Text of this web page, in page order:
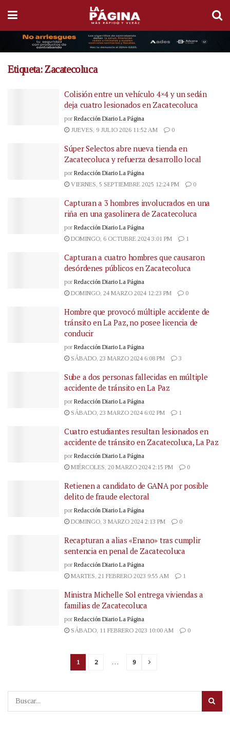
Etiqueta:Zacatecoluca
Colisión entre un vehículo 4×4 y un sedán
deja cuatro lesionados en Zacatecoluca
por Redacción Diario La Página
JUEVES, 9 JULIO 2026 11:52 AM
0
Súper Selectos abre nueva tienda en
Zacatecoluca y refuerza desarrollo local
por Redacción Diario La Página
VIERNES, 5 SEPTIEMBRE 2025 12:24 PM
0
Capturan a 3 hombres involucrados en una
riña en una gasolinera de Zacatecoluca
por Redacción Diario La Página
DOMINGO, 6 OCTUBRE 2024 3:01 PM
1
Capturan a cuatro hombres que causaron
desórdenes públicos en Zacatecoluca
por Redacción Diario La Página
DOMINGO, 24 MARZO 2024 12:23 PM
0
Hombre que provocó múltiple accidente de
tránsito en La Paz, no posee licencia de
conducir
por Redacción Diario La Página
SÁBADO, 23 MARZO 2024 6:08 PM
3
Sube a dos personas fallecidas en múltiple
accidente de tránsito en La Paz
por Redacción Diario La Página
SÁBADO, 23 MARZO 2024 6:02 PM
1
Cuatro estudiantes resultan lesionados en
accidente de tránsito en Zacatecoluca, La Paz
por Redacción Diario La Página
MIÉRCOLES, 20 MARZO 2024 2:15 PM
0
Retienen a candidato de GANA por posible
delito de fraude electoral
por Redacción Diario La Página
DOMINGO, 3 MARZO 2024 2:13 PM
0
Recapturan a alias «Enano» tras cumplir
sentencia en penal de Zacatecoluca
por Redacción Diario La Página
MARTES, 21 FEBRERO 2023 9:55 AM
1
Ministra Michelle Sol entrega viviendas a
familias de Zacatecoluca
por Redacción Diario La Página
SÁBADO, 11 FEBRERO 2023 10:00 AM
0
1 2 … 9